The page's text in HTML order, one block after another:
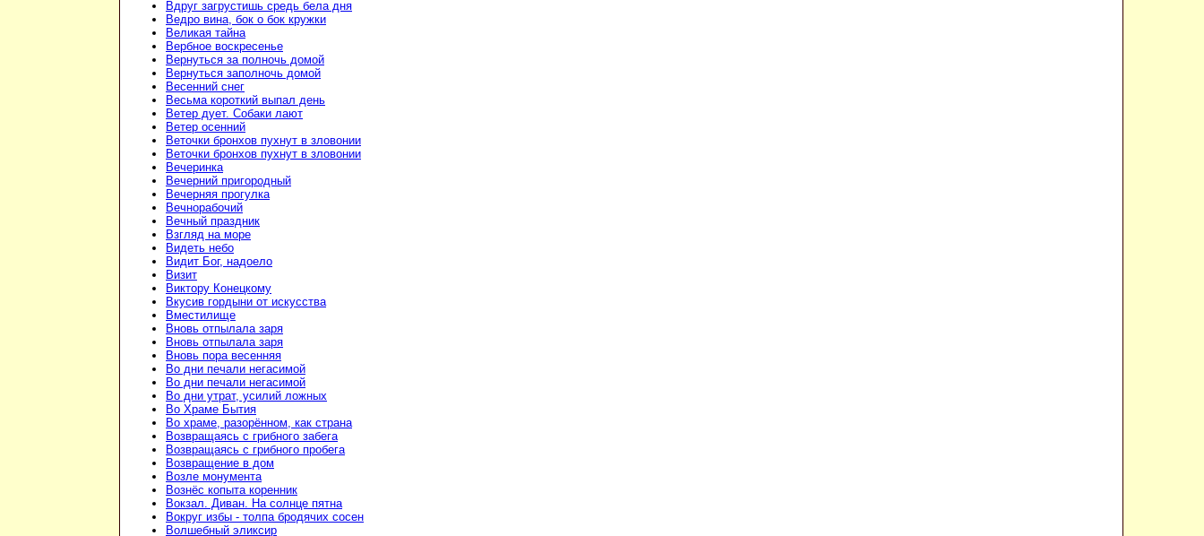
Вдруг загрустишь средь бела дня
Ведро вина, бок о бок кружки
Великая тайна
Вербное воскресенье
Вернуться за полночь домой
Вернуться заполночь домой
Весенний снег
Весьма короткий выпал день
Ветер дует. Собаки лают
Ветер осенний
Веточки бронхов пухнут в зловонии
Веточки бронхов пухнут в зловонии
Вечеринка
Вечерний пригородный
Вечерняя прогулка
Вечнорабочий
Вечный праздник
Взгляд на море
Видеть небо
Видит Бог, надоело
Визит
Виктору Конецкому
Вкусив гордыни от искусства
Вместилище
Вновь отпылала заря
Вновь отпылала заря
Вновь пора весенняя
Во дни печали негасимой
Во дни печали негасимой
Во дни утрат, усилий ложных
Во Храме Бытия
Во храме, разорённом, как страна
Возвращаясь с грибного забега
Возвращаясь с грибного пробега
Возвращение в дом
Возле монумента
Вознёс копыта коренник
Вокзал. Диван. На солнце пятна
Вокруг избы - толпа бродячих сосен
Волшебный эликсир